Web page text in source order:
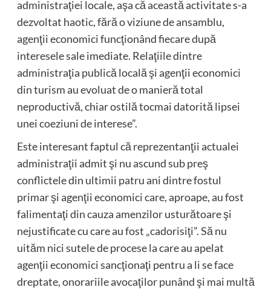
administraţiei locale, aşa că această activitate s-a
dezvoltat haotic, fără o viziune de ansamblu,
agenţii economici funcţionând fiecare după
interesele sale imediate. Relaţiile dintre
administraţia publică locală şi agenţii economici
din turism au evoluat de o manieră total
neproductivă, chiar ostilă tocmai datorită lipsei
unei coeziuni de interese”.
Este interesant faptul că reprezentanţii actualei
administraţii admit şi nu ascund sub preş
conflictele din ultimii patru ani dintre fostul
primar şi agenţii economici care, aproape, au fost
falimentaţi din cauza amenzilor usturătoare şi
nejustificate cu care au fost „cadorisiţi”. Să nu
uităm nici sutele de procese la care au apelat
agenţii economici sancţionaţi pentru a li se face
dreptate, onorariile avocaţilor punând şi mai multă